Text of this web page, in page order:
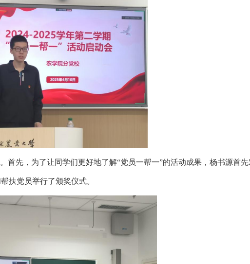
。首先，为了让同学们更好地了解“党员一帮一”的活动成果，杨书源首
扶党员举行了颁奖仪式。